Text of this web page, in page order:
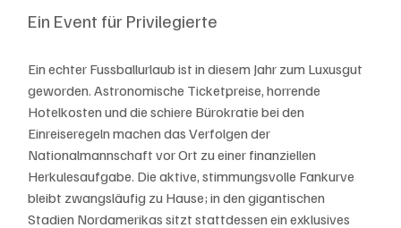
Ein Event für Privilegierte
Ein echter Fussballurlaub ist in diesem Jahr zum Luxusgut
geworden. Astronomische Ticketpreise, horrende
Hotelkosten und die schiere Bürokratie bei den
Einreiseregeln machen das Verfolgen der
Nationalmannschaft vor Ort zu einer finanziellen
Herkulesaufgabe. Die aktive, stimmungsvolle Fankurve
bleibt zwangsläufig zu Hause; in den gigantischen
Stadien Nordamerikas sitzt stattdessen ein exklusives